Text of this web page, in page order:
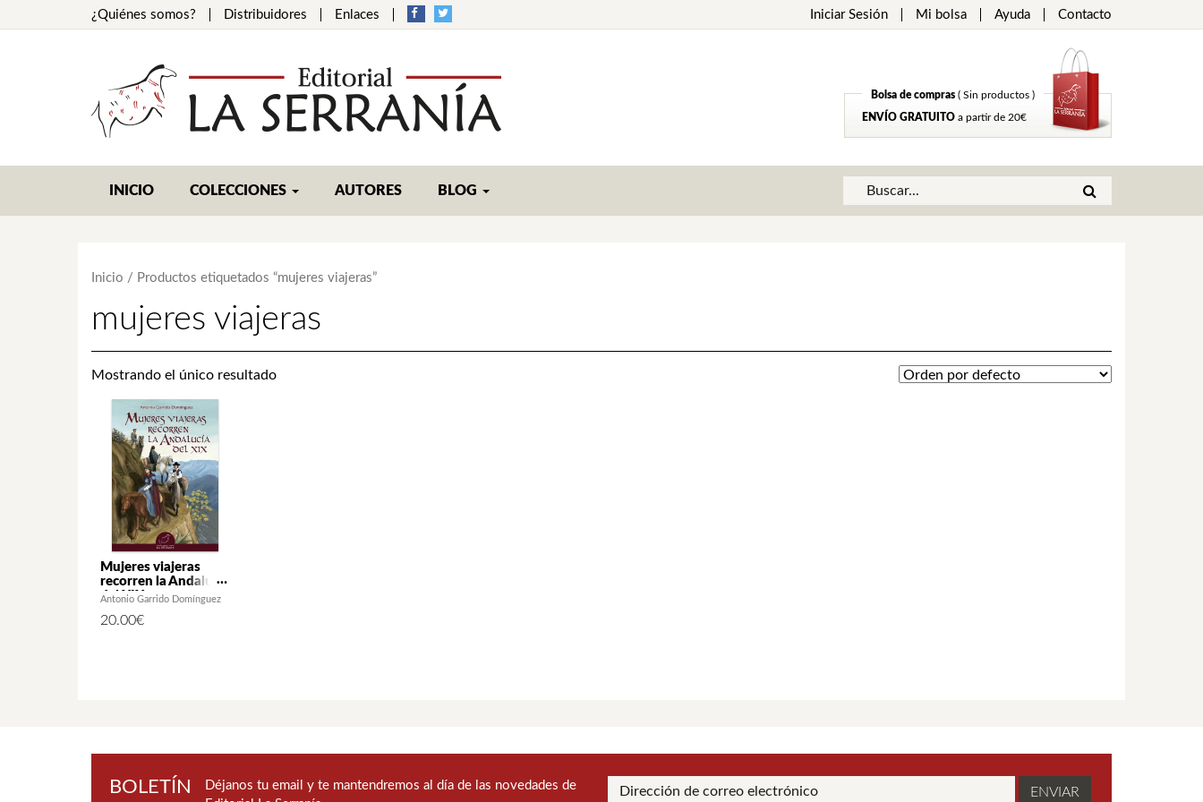
¿Quiénes somos? Distribuidores Enlaces Iniciar Sesión Mi bolsa Ayuda Contacto
Bolsa de compras ( Sin productos )
ENVÍO GRATUITO a partir de 20€
INICIO COLECCIONES AUTORES BLOG
Inicio / Productos etiquetados “mujeres viajeras”
mujeres viajeras
Mostrando el único resultado
Mujeres viajeras
recorren la Andalucía
del XIX
Antonio Garrido Domínguez
20.00€
BOLETÍN
Déjanos tu email y te mantendremos al día de las novedades de